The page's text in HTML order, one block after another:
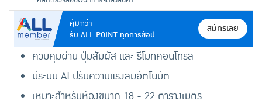
คุ้มกว่า
รับ ALL POINT ทุกการช้อป
สมัครเลย
ควบคุมผ่าน ปุ่มสัมผัส และ รีโมทคอนโทรล
มีระบบ AI ปรับความแรงลมอัตโนมัติ
เหมาะสำหรับห้องขนาด 18 - 22 ตารางเมตร